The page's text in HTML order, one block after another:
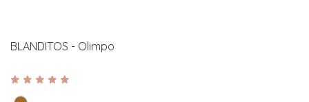
BLANDITOS - Olimpo